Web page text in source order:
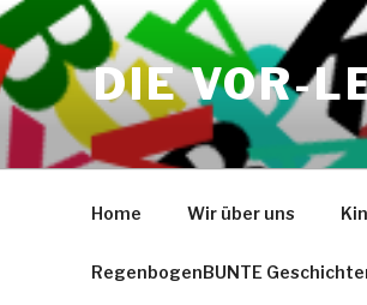
DIE VOR-
Home Wir über uns
RegenbogenBUNTE